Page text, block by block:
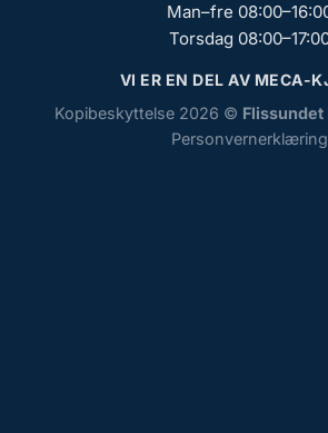
Man–fre
Torsdag
VI ER EN DEL AV MECA-
Kopibeskyttelse 2026 ©
Personvernerklæring